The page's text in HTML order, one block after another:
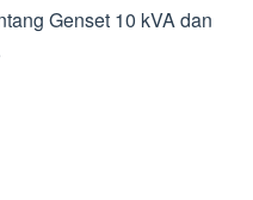
Genset 10 kVA dan